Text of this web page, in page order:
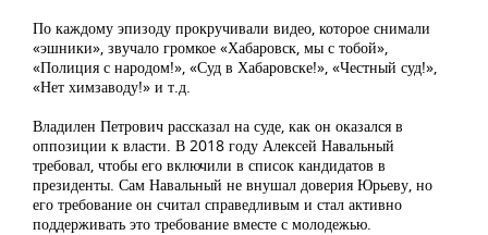
По каждому эпизоду прокручивали видео, которое снимали
«эшники», звучало громкое «Хабаровск, мы с тобой»,
«Полиция с народом!», «Суд в Хабаровске!», «Честный суд!»,
«Нет химзаводу!» и т.д.
Владилен Петрович рассказал на суде, как он оказался в
оппозиции к власти. В 2018 году Алексей Навальный
требовал, чтобы его включили в список кандидатов в
президенты. Сам Навальный не внушал доверия Юрьеву, но
его требование он считал справедливым и стал активно
поддерживать это требование вместе с молодежью.